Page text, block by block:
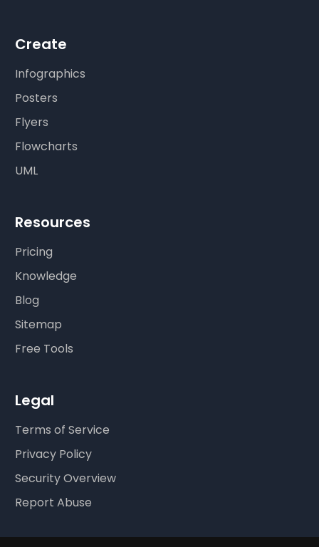
Create
Infographics
Posters
Flyers
Flowcharts
UML
Resources
Pricing
Knowledge
Blog
Sitemap
Free Tools
Legal
Terms of Service
Privacy Policy
Security Overview
Report Abuse